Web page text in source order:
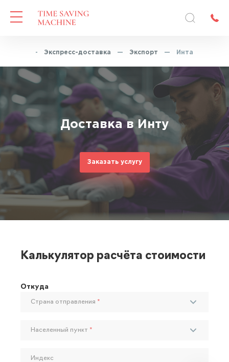
— Экспресс-доставка — Экспорт — Инта
Доставка в Инту
Заказать услугу
Калькулятор расчёта стоимости
Откуда
Страна отправления *
Населенный пункт *
Индекс